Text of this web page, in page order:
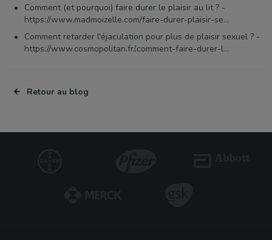
Comment (et pourquoi) faire durer le plaisir au lit ? -
https://www.madmoizelle.com/faire-durer-plaisir-se...
Comment retarder l'éjaculation pour plus de plaisir sexuel ? -
https://www.cosmopolitan.fr/,comment-faire-durer-l...
Retour au blog